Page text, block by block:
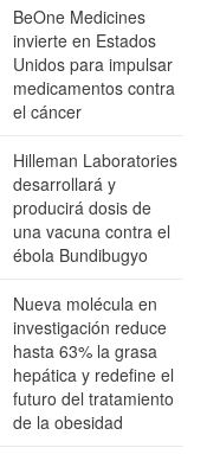
BeOne Medicines
invierte en Estados
Unidos para impulsar
medicamentos contra
el cáncer
Hilleman Laboratories
desarrollará y
producirá dosis de
una vacuna contra el
ébola Bundibugyo
Nueva molécula en
investigación reduce
hasta 63% la grasa
hepática y redefine el
futuro del tratamiento
de la obesidad